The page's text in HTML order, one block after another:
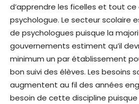
d’apprendre les ficelles et tout ce
psychologue. Le secteur scolaire
de psychologues puisque la
gouvernements estiment qu’il
minimum un par établissement
bon suivi des élèves. Les besoins
augmentent au fil des années
besoin de cette discipline